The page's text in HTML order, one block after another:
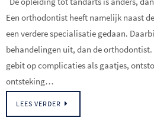
Een orthodontist heeft namelijk naast
een verdere specialisatie gedaan.
behandelingen uit, dan de
gebit op complicaties als gaatjes,
ontsteking…
LEES VERDER